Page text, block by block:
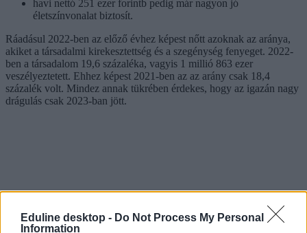
Eduline desktop - Do Not Process My Personal
Information
havi nettó 251 ezer forintb pedig már nagyon jó
életszínvonalat biztosít.
Ráadásul 2022-ben az előző évhez képest nőtt azoknak az aránya,
akiket a társadalmi kirekesztettség és a szegénység fenyeget. 2022-
ben a társadalom 19,6 százaléka, vagyis 1 millió 863 ezer
veszélyeztetett. Ehhez képest 2021-ben az az arány csak 18,4
százalék volt. Mindez annak tükrében érdekes, hogy az igazán nagy
drágulás csak 2023-ban jött.